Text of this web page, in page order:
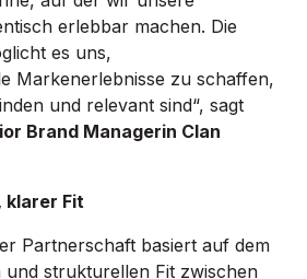
erlebbar machen. Die
es uns,
Markenerlebnisse zu schaffen,
und relevant sind“, sagt
Brand Managerin Clan
klarer Fit
Partnerschaft basiert auf dem
strukturellen Fit zwischen